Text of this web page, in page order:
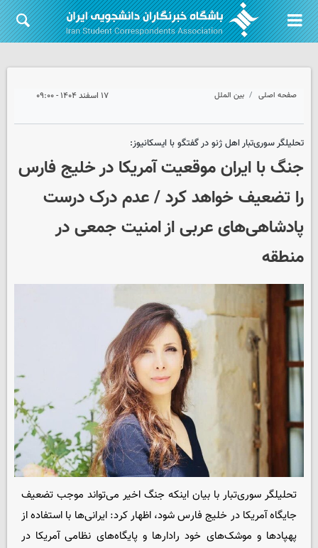
صفحه اصلی بین الملل ۱۷ اسفند ۱۴۰۴ - ۰۹:۰۰
تحلیلگر سوری‌تبار اهل ژنو در گفتگو با ایسکانیوز:
جنگ با ایران موقعیت آمریکا در خلیج فارس
را تضعیف خواهد کرد / عدم درک درست
پادشاهی‌های عربی از امنیت جمعی در
منطقه
تحلیلگر سوری‌تبار با بیان اینکه جنگ اخیر می‌تواند موجب تضعیف
جایگاه آمریکا در خلیج فارس شود، اظهار کرد: ایرانی‌ها با استفاده از
پهپادها و موشک‌های خود رادارها و پایگاه‌های نظامی آمریکا در